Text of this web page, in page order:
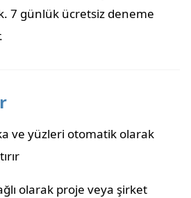
7 günlük ücretsiz deneme
ve yüzleri otomatik olarak
olarak proje veya şirket